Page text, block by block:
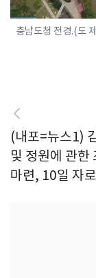
충남도청 전경.(도
(내포=뉴스1)
및 정원에 관
마련, 10일 자